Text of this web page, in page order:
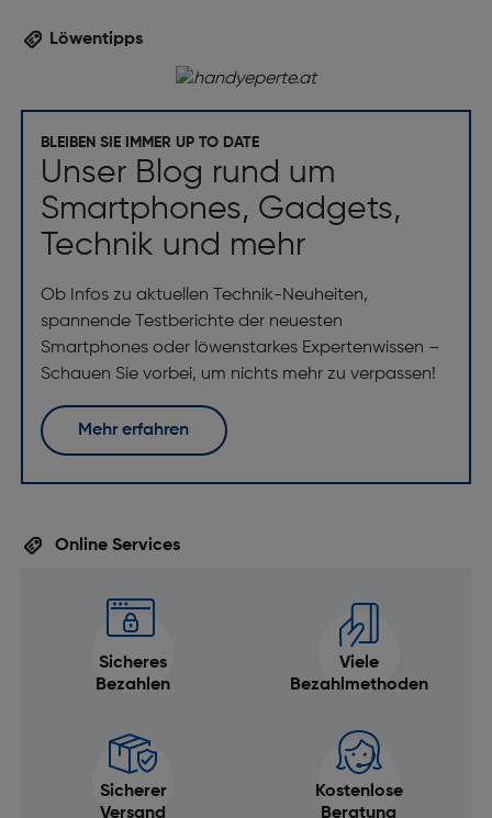
Löwentipps
BLEIBEN SIE IMMER UP TO DATE
Unser Blog rund um
Smartphones, Gadgets,
Technik und mehr
Ob Infos zu aktuellen Technik-Neuheiten,
spannende Testberichte der neuesten
Smartphones oder löwenstarkes Expertenwissen –
Schauen Sie vorbei, um nichts mehr zu verpassen!
Mehr erfahren
Online Services
Sicheres
Bezahlen
Viele
Bezahlmethoden
Sicherer
Versand
Kostenlose
Beratung